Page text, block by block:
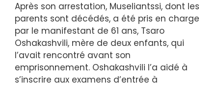
Après son arrestation, Museliantssi, dont les
parents sont décédés, a été pris en charge
par le manifestant de 61 ans, Tsaro
Oshakashvili, mère de deux enfants, qui
l’avait rencontré avant son
emprisonnement. Oshakashvili l’a aidé à
s’inscrire aux examens d’entrée à